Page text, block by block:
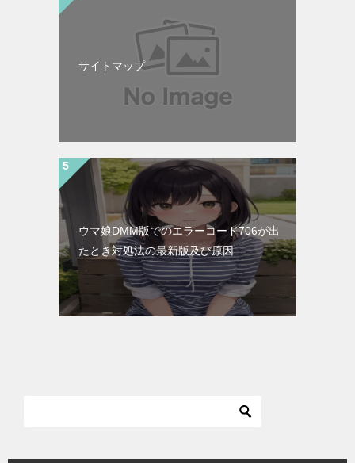
サイトマップ
ウマ娘DMM版でのエラーコード706が出
たとき対処法の最新版及び原因